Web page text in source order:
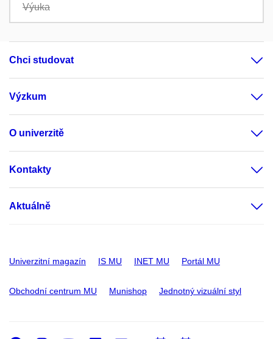
Výuka
Chci studovat
Výzkum
O univerzitě
Kontakty
Aktuálně
Univerzitní magazín IS MU INET MU Portál MU
Obchodní centrum MU Munishop Jednotný vizuální styl